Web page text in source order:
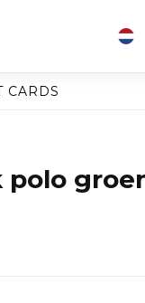
CARDS
polo